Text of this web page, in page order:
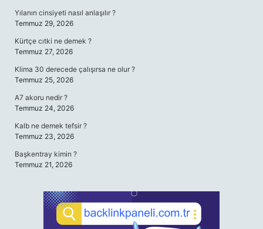
Yılanın cinsiyeti nasıl anlaşılır ?
Temmuz 29, 2026
Kürtçe cıtki ne demek ?
Temmuz 27, 2026
Klima 30 derecede çalışırsa ne olur ?
Temmuz 25, 2026
A7 akoru nedir ?
Temmuz 24, 2026
Kalb ne demek tefsir ?
Temmuz 23, 2026
Başkentray kimin ?
Temmuz 21, 2026